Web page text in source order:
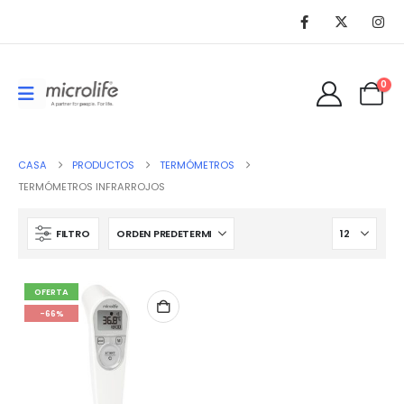
0
CASA PRODUCTOS
TERMÓMETROS
TERMÓMETROS INFRARROJOS
FILTRO
OFERTA
-66%